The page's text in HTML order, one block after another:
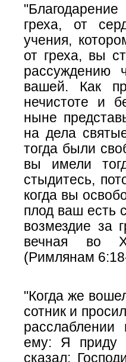
греха, от
учения,
от греха, вы
рассуждению
вашей. Как
нечистоте и
ныне
на дела
тогда были
вы имели
стыдитесь,
когда вы
плод ваш есть
возмездие за
вечная во
(Римлянам
"Когда же
сотник и
расслаблении
ему: Я приду
сказал: